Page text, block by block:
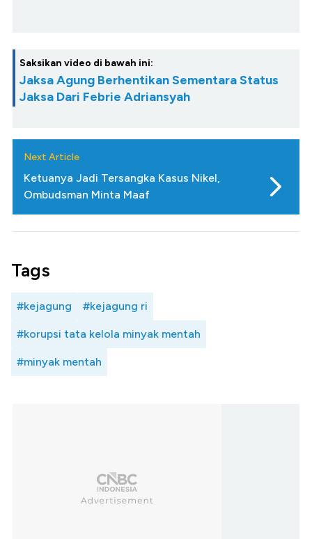
Saksikan video di bawah ini:
Jaksa Agung Berhentikan Sementara Status
Jaksa Dari Febrie Adriansyah
Next Article
Ketuanya Jadi Tersangka Kasus Nikel,
Ombudsman Minta Maaf
Tags
#kejagung #kejagung ri
#korupsi tata kelola minyak mentah
#minyak mentah